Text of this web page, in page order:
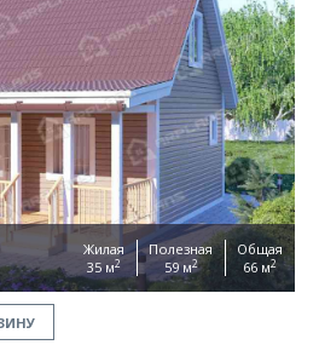
Жилая
35 м2
Полезная
59 м2
Общая
66 м2